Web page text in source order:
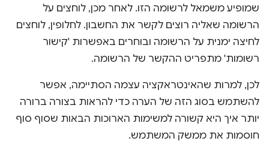
שמופיע משמאל לרשומה הזו. לאחר מכן, לוחצים על
הרשומה שאליה רוצים לקשר את החשבון. לחלופין, לוחצים
לחיצה ימנית על הרשומה ובוחרים באפשרות 'קישור
רשומות' מתפריט ההקשר של הרשומה.
לכן, למרות שהאינטראקציה עצמה הסתיימה, אפשר
להשתמש בסוג הזה של הערה כדי להראות בצורה ברורה
יותר איך היא קשורה למשימות הארוכות הבאות שסוף סוף
חוסמות את ממשק המשתמש.